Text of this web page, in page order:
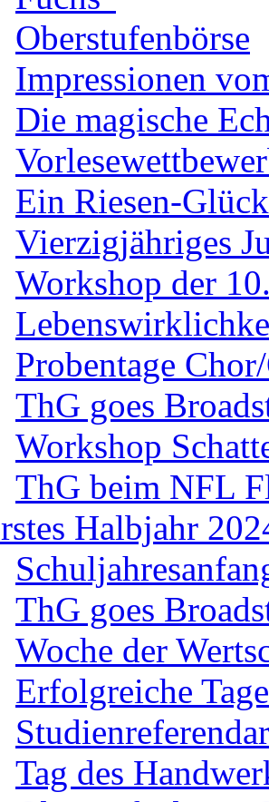
Oberstufenbörse
Impressionen
Die magische
Ein Riesen-
Vierzigjähriges
Workshop der
Probentage
ThG goes
Workshop
ThG beim NFL
Halbjahr
ThG goes
Woche der
Erfolgreiche
Tag des